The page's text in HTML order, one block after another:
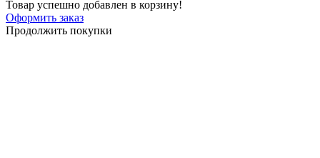
Товар успешно добавлен в корзину!
Оформить заказ
Продолжить покупки